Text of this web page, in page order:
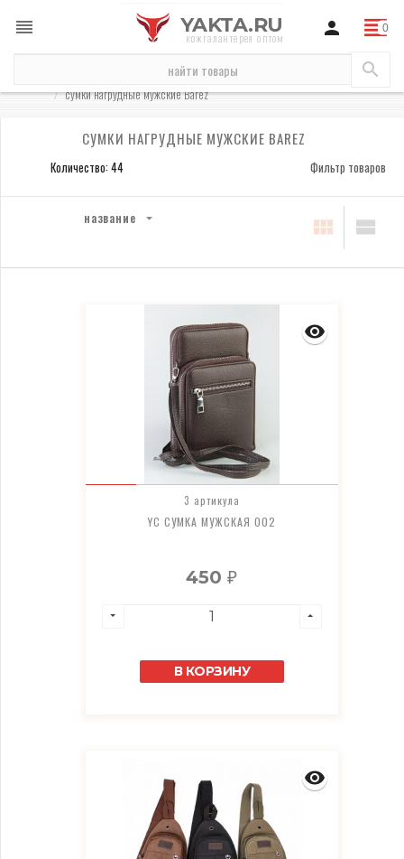
YAKTA.RU
кожгалантерея оптом
сумки Barez
сумки мужские Barez
сумки нагрудные мужские Barez
СУМКИ НАГРУДНЫЕ МУЖСКИЕ BAREZ
Количество: 44 Фильтр товаров
название
3 артикула
YC СУМКА МУЖСКАЯ 002
450₽
В КОРЗИНУ